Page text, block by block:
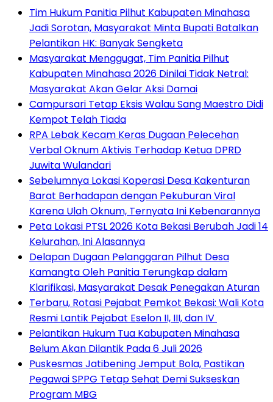
Tim Hukum Panitia Pilhut Kabupaten Minahasa
Jadi Sorotan, Masyarakat Minta Bupati Batalkan
Pelantikan HK: Banyak Sengketa
Masyarakat Menggugat, Tim Panitia Pilhut
Kabupaten Minahasa 2026 Dinilai Tidak Netral:
Masyarakat Akan Gelar Aksi Damai
Campursari Tetap Eksis Walau Sang Maestro Didi
Kempot Telah Tiada
RPA Lebak Kecam Keras Dugaan Pelecehan
Verbal Oknum Aktivis Terhadap Ketua DPRD
Juwita Wulandari
Sebelumnya Lokasi Koperasi Desa Kakenturan
Barat Berhadapan dengan Pekuburan Viral
Karena Ulah Oknum, Ternyata Ini Kebenarannya
Peta Lokasi PTSL 2026 Kota Bekasi Berubah Jadi 14
Kelurahan, Ini Alasannya
Delapan Dugaan Pelanggaran Pilhut Desa
Kamangta Oleh Panitia Terungkap dalam
Klarifikasi, Masyarakat Desak Penegakan Aturan
‎Terbaru, Rotasi Pejabat Pemkot Bekasi: Wali Kota
Resmi Lantik Pejabat Eselon II, III, dan IV ‎
Pelantikan Hukum Tua Kabupaten Minahasa
Belum Akan Dilantik Pada 6 Juli 2026
Puskesmas Jatibening Jemput Bola, Pastikan
Pegawai SPPG Tetap Sehat Demi Sukseskan
Program MBG